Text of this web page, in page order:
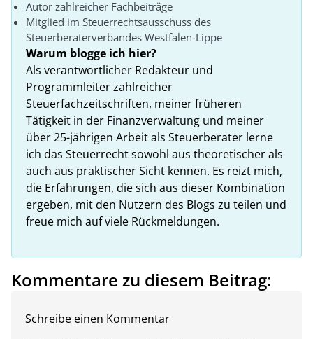
Autor zahlreicher Fachbeiträge
Mitglied im Steuerrechtsausschuss des
Steuerberaterverbandes Westfalen-Lippe
Warum blogge ich hier?
Als verantwortlicher Redakteur und
Programmleiter zahlreicher
Steuerfachzeitschriften, meiner früheren
Tätigkeit in der Finanzverwaltung und meiner
über 25-jährigen Arbeit als Steuerberater lerne
ich das Steuerrecht sowohl aus theoretischer als
auch aus praktischer Sicht kennen. Es reizt mich,
die Erfahrungen, die sich aus dieser Kombination
ergeben, mit den Nutzern des Blogs zu teilen und
freue mich auf viele Rückmeldungen.
Kommentare zu diesem Beitrag:
Schreibe einen Kommentar